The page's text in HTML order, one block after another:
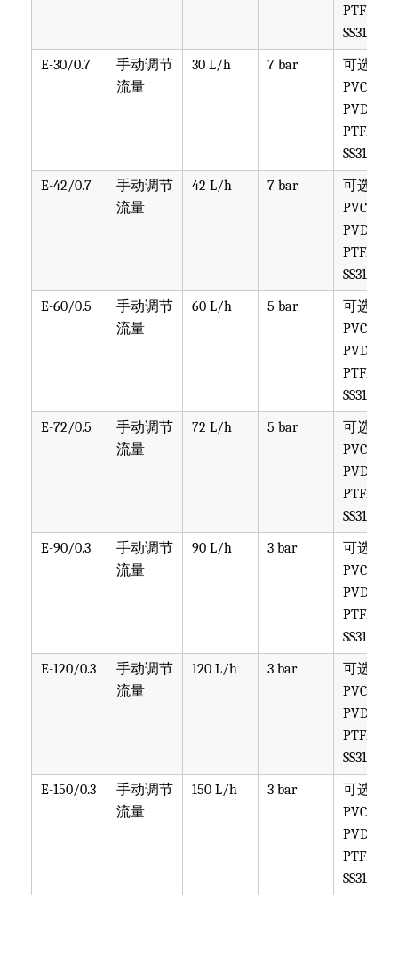
PTFE,
SS316
E-30/0.7
手动调节
流量
30 L/h 7 bar
可选
PVC,
PVDF,
PTFE,
SS316
E-42/0.7
手动调节
流量
42 L/h 7 bar
可选
PVC,
PVDF,
PTFE,
SS316
E-60/0.5
手动调节
流量
60 L/h 5 bar
可选
PVC,
PVDF,
PTFE,
SS316
E-72/0.5
手动调节
流量
72 L/h 5 bar
可选
PVC,
PVDF,
PTFE,
SS316
E-90/0.3
手动调节
流量
90 L/h 3 bar
可选
PVC,
PVDF,
PTFE,
SS316
E-120/0.3
手动调节
流量
120 L/h 3 bar
可选
PVC,
PVDF,
PTFE,
SS316
E-150/0.3
手动调节
流量
150 L/h 3 bar
可选
PVC,
PVDF,
PTFE,
SS316